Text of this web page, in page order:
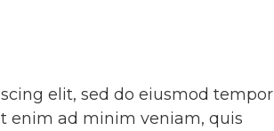
elit, sed do eiusmod tempor
enim ad minim veniam, quis